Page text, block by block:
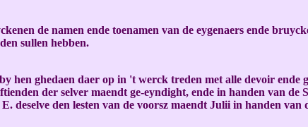
de namen ende toenamen van de eygenaers ende
sullen hebben.
hen ghedaen daer op in 't werck treden met alle devoir
der selver maendt ge-eyndight, ende in handen van
deselve den lesten van de voorsz maendt Julii in handen